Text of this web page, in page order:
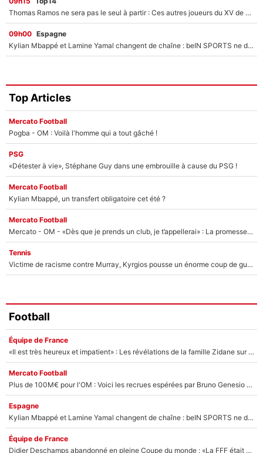
Thomas Ramos ne sera pas le seul à partir : Ces autres joueurs du XV de France pourraient aussi quitter le Stade Toulousain, un club de Top 14 est déjà sur les rangs
09h00 Espagne
Kylian Mbappé et Lamine Yamal changent de chaîne : beIN SPORTS ne digère pas cette décision historique et prédit un fiasco pour la Liga
Top Articles
Mercato Football
Pogba - OM : Voilà l'homme qui a tout gâché !
PSG
«Détester à vie», Stéphane Guy dans une embrouille à cause du PSG !
Mercato Football
Kylian Mbappé, un transfert obligatoire cet été ?
Mercato Football
Mercato - OM - «Dès que je prends un club, je t’appellerai» : La promesse de Marcelino au moment de claquer la porte
Tennis
Victime de racisme contre Murray, Kyrgios pousse un énorme coup de gueule !
Football
Équipe de France
«Il est très heureux et impatient» : Les révélations de la famille Zidane sur sa prise de pouvoir en équipe de France !
Mercato Football
Plus de 100M€ pour l'OM : Voici les recrues espérées par Bruno Genesio et Grégory Lorenzi après l’opération dégraissage
Espagne
Kylian Mbappé et Lamine Yamal changent de chaîne : beIN SPORTS ne digère pas cette décision historique et prédit un fiasco pour la Liga
Équipe de France
Didier Deschamps abandonné en pleine Coupe du monde : «La FFF était déjà passée à Zinedine Zidane»